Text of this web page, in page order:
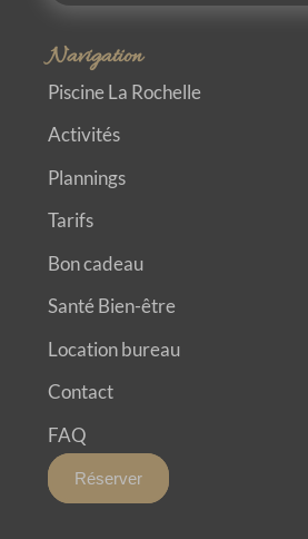
Navigation
Piscine La Rochelle
Activités
Plannings
Tarifs
Bon cadeau
Santé Bien-être
Location bureau
Contact
FAQ
Réserver